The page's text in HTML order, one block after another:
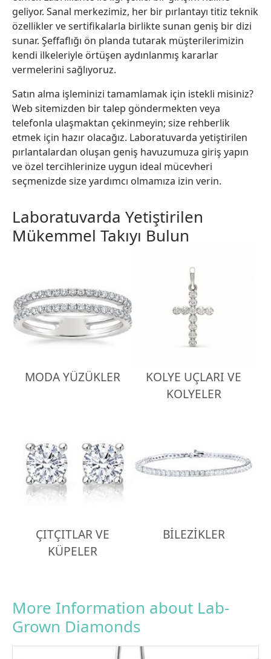
geliyor. Sanal merkezimiz, her bir pırlantayı titiz teknik
özellikler ve sertifikalarla birlikte sunan geniş bir dizi
sunar. Şeffaflığı ön planda tutarak müşterilerimizin
kendi ilkeleriyle örtüşen aydınlanmış kararlar
vermelerini sağlıyoruz.
Satın alma işleminizi tamamlamak için istekli misiniz?
Web sitemizden bir talep göndermekten veya
telefonla ulaşmaktan çekinmeyin; size rehberlik
etmek için hazır olacağız. Laboratuvarda yetiştirilen
pırlantalardan oluşan geniş havuzumuza giriş yapın
ve özel tercihlerinize uygun ideal mücevheri
seçmenizde size yardımcı olmamıza izin verin.
MODA YÜZÜKLER
KOLYE UÇLARI VE
KOLYELER
ÇITÇITLAR VE
KÜPELER
BİLEZİKLER
Laboratuvarda Yetiştirilen
Mükemmel Takıyı Bulun
More Information about Lab-
Grown Diamonds